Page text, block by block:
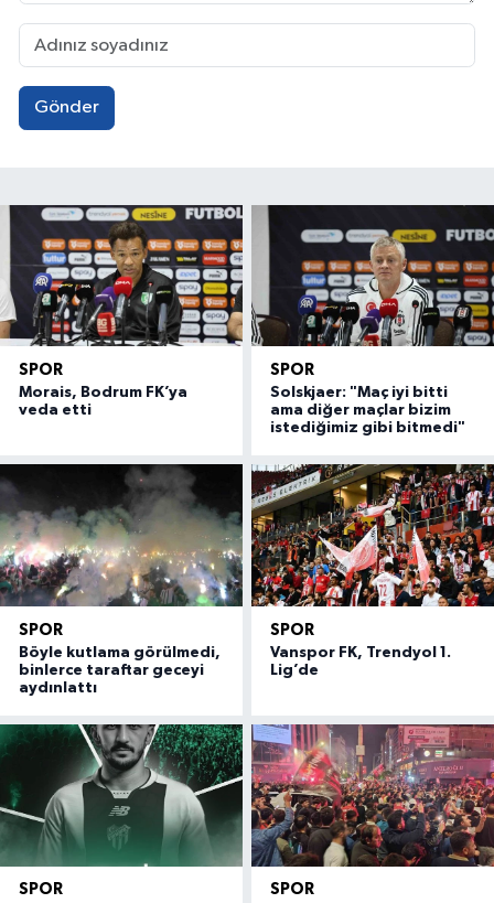
Gönder
SPOR
Morais, Bodrum FK’ya
veda etti
SPOR
Solskjaer: "Maç iyi bitti
ama diğer maçlar bizim
istediğimiz gibi bitmedi"
SPOR
Böyle kutlama görülmedi,
binlerce taraftar geceyi
aydınlattı
SPOR
Vanspor FK, Trendyol 1.
Lig’de
SPOR SPOR